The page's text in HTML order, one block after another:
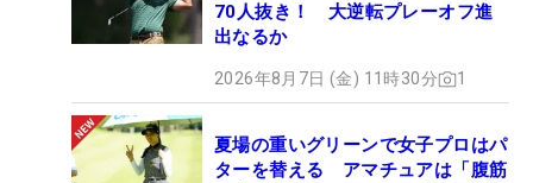
70人抜き！ 大逆転プレーオフ進
出なるか
2026年8月7日 (金) 11時30分 1
夏場の重いグリーンで女子プロはパ
ターを替える アマチュアは「腹筋